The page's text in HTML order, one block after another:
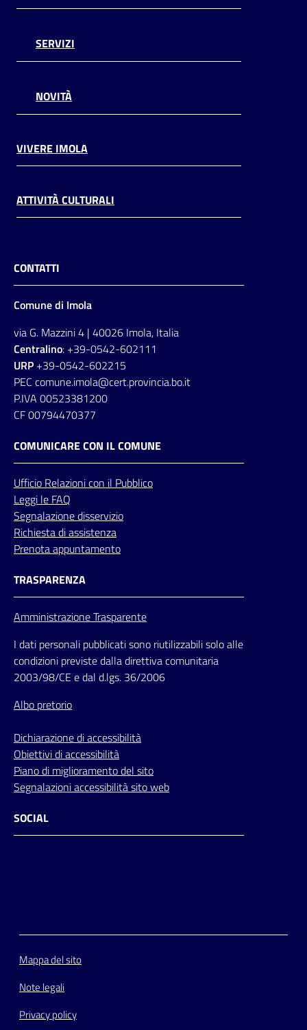
SERVIZI
NOVITÀ
VIVERE IMOLA
ATTIVITÀ CULTURALI
CONTATTI
Comune di Imola
via G. Mazzini 4 | 40026 Imola, Italia
Centralino: +39-0542-602111
URP +39-0542-602215
PEC comune.imola@cert.provincia.bo.it
P.IVA 00523381200
CF 00794470377
COMUNICARE CON IL COMUNE
Ufficio Relazionicon il Pubblico
Leggi le FAQ
Segnalazione disservizio
Richiesta di assistenza
Prenota appuntamento
TRASPARENZA
Amministrazione Trasparente
I dati personali pubblicati sono riutilizzabili solo alle
condizioni previste dalla direttiva comunitaria
2003/98/CE e dal d.lgs. 36/2006
Albo pretorio
Dichiarazione di accessibilità
Obiettivi di accessibilità
Piano di miglioramento del sito
Segnalazioni accessibilità sito web
SOCIAL
Mappa del sito
Note legali
Privacy policy